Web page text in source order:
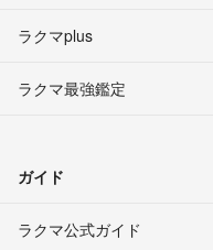
ラクマplus
ラクマ最強鑑定
ガイド
ラクマ公式ガイド